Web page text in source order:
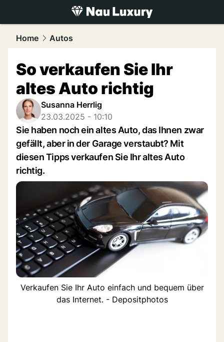
luxury.NAU.ch
Home Autos
So verkaufen Sie Ihr
altes Auto richtig
Susanna Herrlig
23.03.2025 - 10:10
Sie haben noch ein altes Auto, das Ihnen zwar
gefällt, aber in der Garage verstaubt? Mit
diesen Tipps verkaufen Sie Ihr altes Auto
richtig.
Verkaufen Sie Ihr Auto einfach und bequem über
das Internet. - Depositphotos